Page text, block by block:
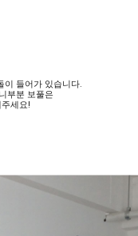
이 들어가 있습니다.
부분 보풀은
세요!